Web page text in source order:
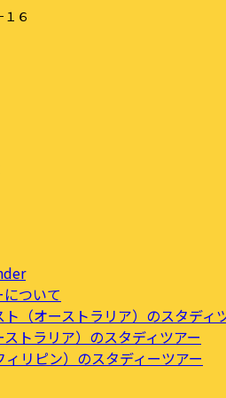
６
ついて
ト（オーストラリア）のスタディ
トラリア）のスタディツアー
リピン）のスタディーツアー